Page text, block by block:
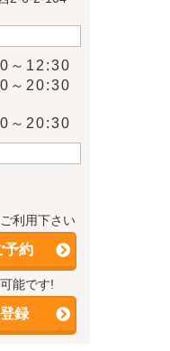
～12:30
～20:30
～20:30
利用下さい
予約
能です!
録